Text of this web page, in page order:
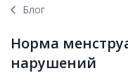
Блог
Норма
нарушений